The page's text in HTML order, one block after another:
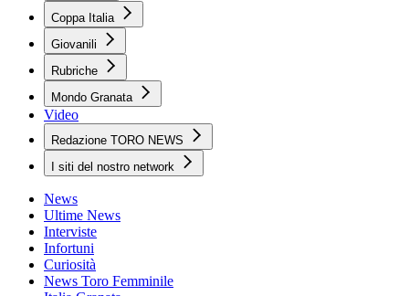
Coppa Italia
Giovanili
Rubriche
Mondo Granata
Video
Redazione TORO NEWS
I siti del nostro network
News
Ultime News
Interviste
Infortuni
Curiosità
News Toro Femminile